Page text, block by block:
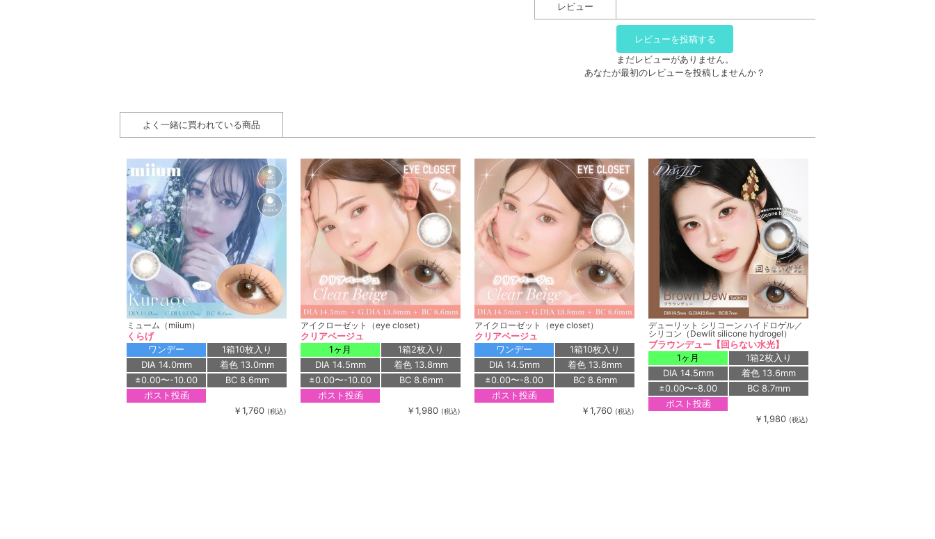
レビュー
レビューを投稿する
まだレビューがありません。
あなたが最初のレビューを投稿しませんか？
よく一緒に買われている商品
ミューム（miium）
くらげ
ワンデー
1箱10枚入り
DIA 14.0mm
着色 13.0mm
±0.00〜-10.00
BC 8.6mm
ポスト投函
￥1,760 (税込)
アイクローゼット（eye closet）
クリアベージュ
1ヶ月
1箱2枚入り
DIA 14.5mm
着色 13.8mm
±0.00〜-10.00
BC 8.6mm
ポスト投函
￥1,980 (税込)
アイクローゼット（eye closet）
クリアベージュ
ワンデー
1箱10枚入り
DIA 14.5mm
着色 13.8mm
±0.00〜-8.00
BC 8.6mm
ポスト投函
￥1,760 (税込)
デューリット シリコーン ハイドロゲル／
シリコン（Dewlit silicone hydrogel）
ブラウンデュー【回らない水光】
1ヶ月
1箱2枚入り
DIA 14.5mm
着色 13.6mm
±0.00〜-8.00
BC 8.7mm
ポスト投函
￥1,980 (税込)